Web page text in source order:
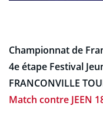
Championnat de
4e étape Festival
FRANCONVILLE
Match contre JEEN